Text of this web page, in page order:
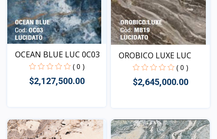
OCEAN BLUE LUC 0C03
( 0 )
$2,127,500.00
Vista
OROBICO LUXE LUC
( 0 )
$2,645,000.00
Vista